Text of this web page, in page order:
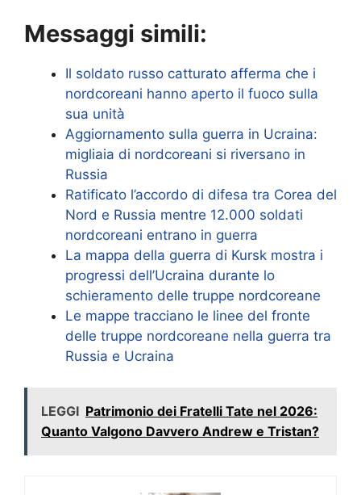
Messaggi simili:
Il soldato russo catturato afferma che i
nordcoreani hanno aperto il fuoco sulla
sua unità
Aggiornamento sulla guerra in Ucraina:
migliaia di nordcoreani si riversano in
Russia
Ratificato l’accordo di difesa tra Corea del
Nord e Russia mentre 12.000 soldati
nordcoreani entrano in guerra
La mappa della guerra di Kursk mostra i
progressi dell’Ucraina durante lo
schieramento delle truppe nordcoreane
Le mappe tracciano le linee del fronte
delle truppe nordcoreane nella guerra tra
Russia e Ucraina
LEGGI Patrimonio dei Fratelli Tate nel 2026:
Quanto Valgono Davvero Andrew e Tristan?